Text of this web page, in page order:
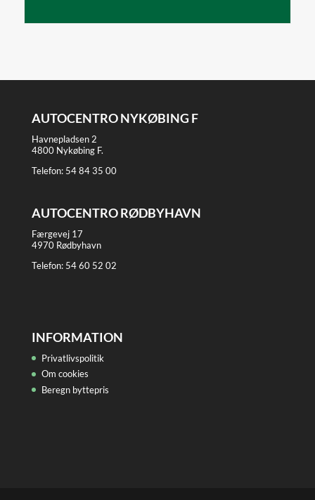
AUTOCENTRO NYKØBING F
Havnepladsen 2
4800 Nykøbing F.
Telefon: 54 84 35 00
AUTOCENTRO RØDBYHAVN
Færgevej 17
4970 Rødbyhavn
Telefon: 54 60 52 02
INFORMATION
Privatlivspolitik
Om cookies
Beregn byttepris